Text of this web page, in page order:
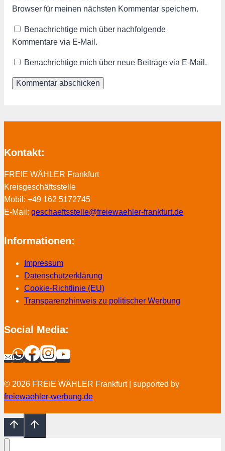
Browser für meinen nächsten Kommentar speichern.
Benachrichtige mich über nachfolgende
Kommentare via E-Mail.
Benachrichtige mich über neue Beiträge via E-Mail.
Kontakt:
FREIE WÄHLER Frankfurt
Kreisgeschäftsstelle
Mobil: +49 162 5172745
E-Mail: geschaeftsstelle@freiewaehler-frankfurt.de
Informationen:
Impressum
Datenschutzerklärung
Cookie-Richtlinie (EU)
Transparenzhinweis zu politischer Werbung
Social Media:
© 2026 FREIE WÄHLER Frankfurt | supported by
freiewaehler-werbung.de